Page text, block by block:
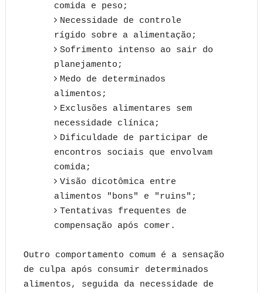
comida e peso;
Necessidade de controle
rígido sobre a alimentação;
Sofrimento intenso ao sair do
planejamento;
Medo de determinados
alimentos;
Exclusões alimentares sem
necessidade clínica;
Dificuldade de participar de
encontros sociais que envolvam
comida;
Visão dicotômica entre
alimentos "bons" e "ruins";
Tentativas frequentes de
compensação após comer.
Outro comportamento comum é a sensação
de culpa após consumir determinados
alimentos, seguida da necessidade de